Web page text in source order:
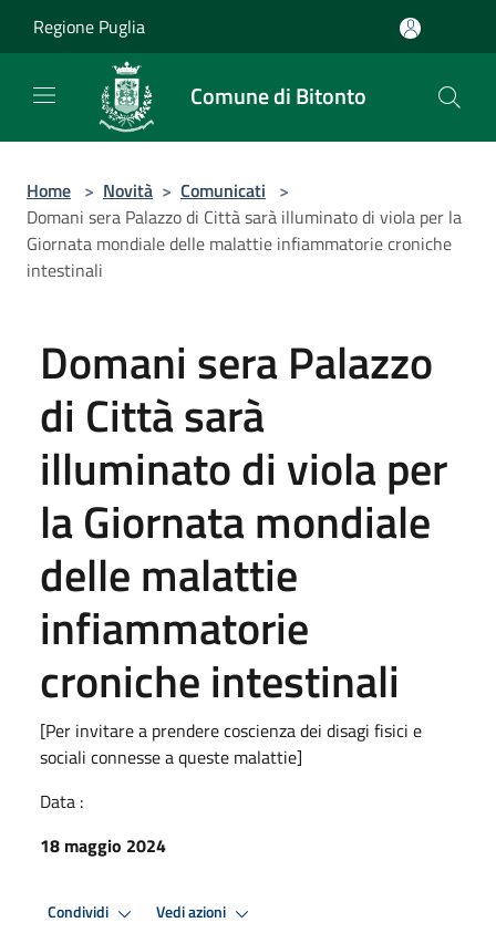
Regione Puglia
Comune di Bitonto
Home > Novità > Comunicati >
Domani sera Palazzo di Città sarà illuminato di viola per la
Giornata mondiale delle malattie infiammatorie croniche
intestinali
Domani sera Palazzo
di Città sarà
illuminato di viola per
la Giornata mondiale
delle malattie
infiammatorie
croniche intestinali
[Per invitare a prendere coscienza dei disagi fisici e
sociali connesse a queste malattie]
Data :
18 maggio 2024
Condividi Vedi azioni